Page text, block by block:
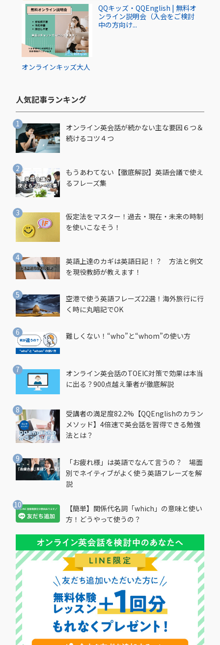
オンラインキッズ大人
QQキッズ・QQEnglish | 無料オ
ンライン説明会（入会をご検討
中の方向け...
人気記事ランキング​
オンライン英会話が続かない主な要因６つ＆
続けるコツ４つ
もうあわてない【徹底解説】英語会議で使え
るフレーズ集
仮定法をマスター！過去・現在・未来の時制
を使いこなそう！
英語上達のカギは英語日記！？ 方法と例文
を現役教師が教えます！
空港で使う英語フレーズ22選！海外旅行に行
く時に丸暗記でOK
難しくない！“who”と“whom”の使い方
オンライン英会話のTOEIC対策で効果は本当
に出る？900点越え筆者が徹底解説
受講者の満足度82.2%【QQEnglishのカラン
メソッド】4倍速で英会話を習得できる勉強
法とは？
「お疲れ様」は英語でなんて言うの？ 場面
別でネイティブがよく使う英語フレーズを解
説
【簡単】関係代名詞「which」の意味と使い
方！どうやって使うの？